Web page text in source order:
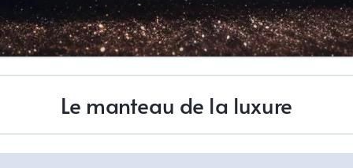
Le manteau de la luxure